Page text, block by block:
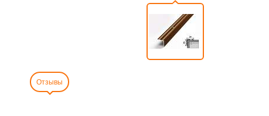
Отзывы